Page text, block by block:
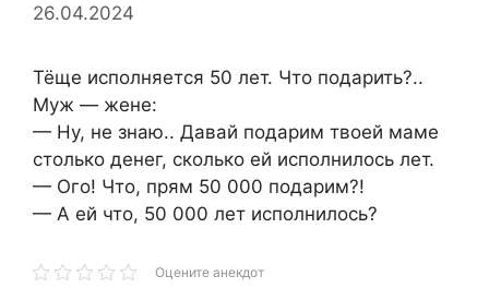
26.04.2024
Тёще исполняется 50 лет. Что подарить?..
Муж — жене:
— Ну, не знаю.. Давай подарим твоей маме
столько денег, сколько ей исполнилось лет.
— Ого! Что, прям 50 000 подарим?!
— А ей что, 50 000 лет исполнилось?
Оцените анекдот